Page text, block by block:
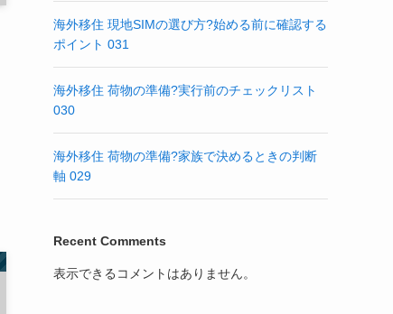
海外移住 現地SIMの選び方?始める前に確認する
ポイント 031
海外移住 荷物の準備?実行前のチェックリスト
030
海外移住 荷物の準備?家族で決めるときの判断
軸 029
Recent Comments
表示できるコメントはありません。